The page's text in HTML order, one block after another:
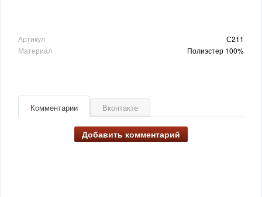
Артикул
С211
Материал
Полиэстер 100%
Комментарии Вконтакте
Добавить комментарий